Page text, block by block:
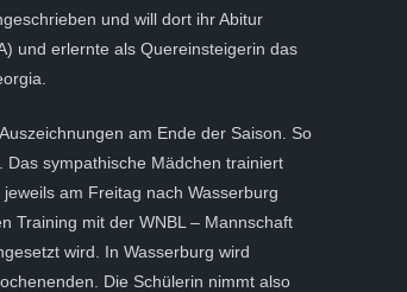
und will dort ihr Abitur
und erlernte als Quereinsteigerin das
am Ende der Saison. So
Das sympathische Mädchen trainiert
am Freitag nach Wasserburg
Training mit der WNBL – Mannschaft
wird. In Wasserburg wird
Die Schülerin nimmt also